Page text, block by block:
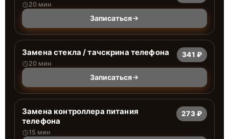
20 мин
Записаться
Замена стекла / тачскрина телефона
20 мин
341 ₽
Записаться
Замена контроллера питания
телефона
15 мин
273 ₽